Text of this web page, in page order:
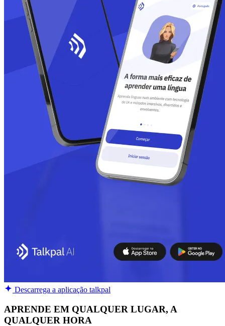
Descarrega a aplicação talkpal
APRENDE EM QUALQUER LUGAR, A
QUALQUER HORA